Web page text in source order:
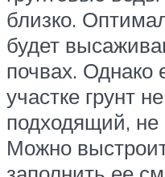
близко.
будет
почвах.
участке грунт
подходящий, не
Можно